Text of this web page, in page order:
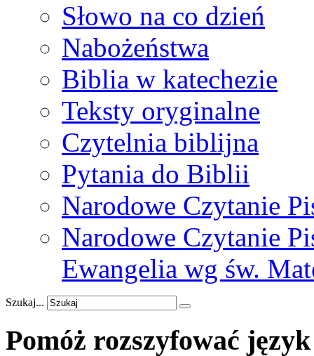
Słowo na co dzień
Nabożeństwa
Biblia w katechezie
Teksty oryginalne
Czytelnia biblijna
Pytania do Biblii
Narodowe Czytanie
Narodowe Czytanie
Ewangelia wg św.
Szukaj...
Pomóż rozszyfować język